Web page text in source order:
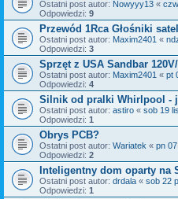
Ostatni post autor: Nowyyy13 «
Odpowiedzi: 9
Przewód 1Rca Głośniki
Ostatni post autor: Maxim2401 «
Odpowiedzi: 3
Sprzęt z USA Sandbar
Ostatni post autor: Maxim2401 « pt
Odpowiedzi: 4
Silnik od pralki Whirlpool -
Ostatni post autor: astiro « sob 19
Odpowiedzi: 1
Obrys PCB?
Ostatni post autor: Wariatek « pn
Odpowiedzi: 2
Inteligentny dom oparty na
Ostatni post autor: drdala « sob 22
Odpowiedzi: 1